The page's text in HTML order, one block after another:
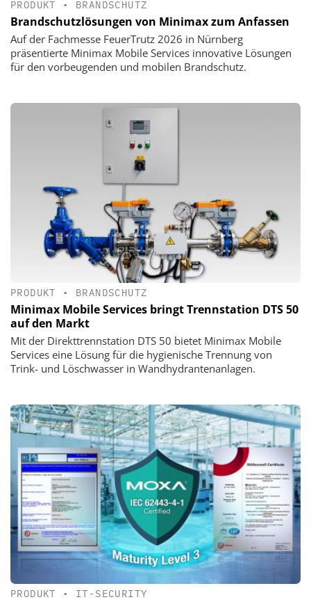
PRODUKT • BRANDSCHUTZ
Brandschutzlösungen von Minimax zum Anfassen
Auf der Fachmesse FeuerTrutz 2026 in Nürnberg
präsentierte Minimax Mobile Services innovative Lösungen
für den vorbeugenden und mobilen Brandschutz.
PRODUKT • BRANDSCHUTZ
Minimax Mobile Services bringt Trennstation DTS 50
auf den Markt
Mit der Direkttrennstation DTS 50 bietet Minimax Mobile
Services eine Lösung für die hygienische Trennung von
Trink- und Löschwasser in Wandhydrantenanlagen.
PRODUKT • IT-SECURITY